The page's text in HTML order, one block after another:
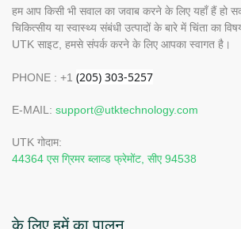
हम आप किसी भी सवाल का जवाब करने के लिए यहाँ हैं हो
चिकित्सीय या स्वास्थ्य संबंधी उत्पादों के बारे में चिंता का
UTK साइट, हमसे संपर्क करने के लिए आपका स्वागत है।
PHONE : +1
E-MAIL: support@utktechnology.com
UTK गोदाम:
44364 एस ग्रिमर ब्लाव्ड फ्रेमोंट, सीए 94538
के लिए हमें का पालन